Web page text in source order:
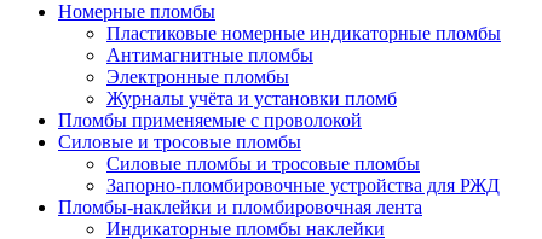
Номерные пломбы
Пластиковые номерные индикаторные пломбы
Антимагнитные пломбы
Электронные пломбы
Журналы учёта и установки пломб
Пломбы применяемые с проволокой
Силовые и тросовые пломбы
Силовые пломбы и тросовые пломбы
Запорно-пломбировочные устройства для РЖД
Пломбы-наклейки и пломбировочная лента
Индикаторные пломбы наклейки